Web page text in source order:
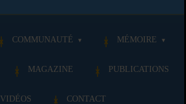
COMMUNAUTÉ MÉMOIRE
MAGAZINE PUBLICATIONS
VIDÉOS CONTACT